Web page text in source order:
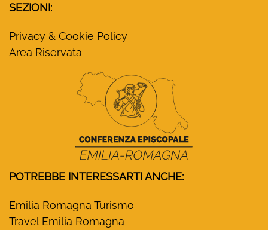
SEZIONI:
Privacy & Cookie Policy
Area Riservata
POTREBBE INTERESSARTI ANCHE:
Emilia Romagna Turismo
Travel Emilia Romagna